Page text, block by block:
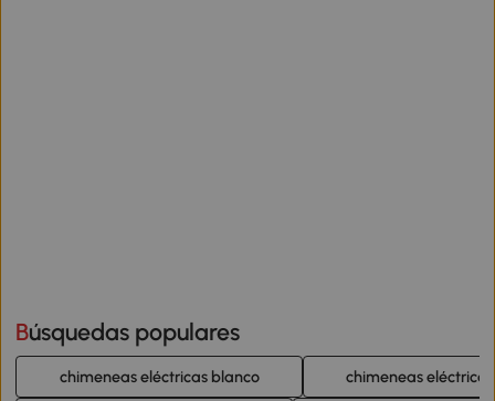
Búsquedas populares
chimeneas eléctricas blanco chimeneas